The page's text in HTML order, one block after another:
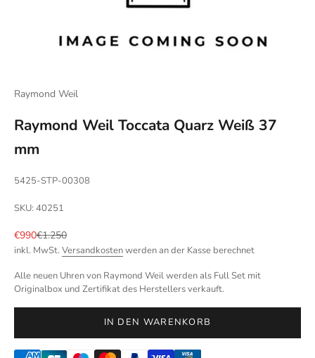
Raymond Weil
Raymond Weil Toccata Quarz Weiß 37
mm
5425-STP-00308
SKU: 40251
Angebot
€990Regulärer Preis
€1.250
inkl. MwSt. Versandkostenwerden an der Kasse berechnet
Alle neuen Uhren von Raymond Weil werden als Full Set mit
Originalbox und Zertifikat des Herstellers verkauft.
IN DEN WARENKORB